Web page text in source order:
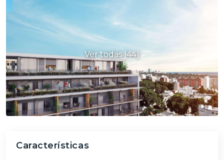
Ver todas (44)
Características